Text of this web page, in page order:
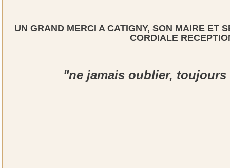
UN GRAND MERCI A CATIGNY, SON MAIRE ET
CORDIALE
"ne jamais oublier,